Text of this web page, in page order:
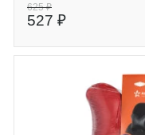
625 ₽
527 ₽